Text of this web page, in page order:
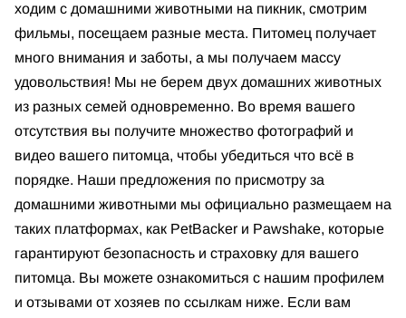
ходим с домашними животными на пикник, смотрим
фильмы, посещаем разные места. Питомец получает
много внимания и заботы, а мы получаем массу
удовольствия! Мы не берем двух домашних животных
из разных семей одновременно. Во время вашего
отсутствия вы получите множество фотографий и
видео вашего питомца, чтобы убедиться что всё в
порядке. Наши предложения по присмотру за
домашними животными мы официально размещаем на
таких платформах, как PetBacker и Pawshake, которые
гарантируют безопасность и страховку для вашего
питомца. Вы можете ознакомиться с нашим профилем
и отзывами от хозяев по ссылкам ниже. Если вам